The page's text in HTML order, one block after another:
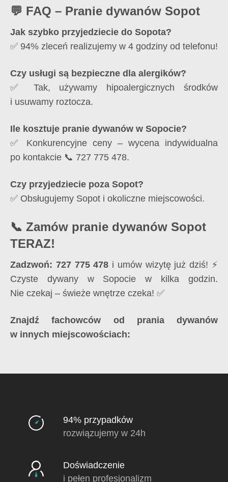
💬 FAQ – Pranie dywanów Sopot
Jak szybko przyjedziecie do Sopota?
✅ 94% zleceń realizujemy w 4 godziny od telefonu!
Czy usługi są bezpieczne dla alergików?
✅ Tak, używamy hipoalergicznych środków
i usuwamy roztocza.
Ile kosztuje pranie dywanów w Sopocie?
✅ Konkurencyjne ceny – wycena indywidualna
po kontakcie 📞 727 775 478.
Czy przyjedziecie poza Sopot?
✅ Obsługujemy Sopot i okoliczne miejscowości.
📞 Zamów pranie dywanów Sopot
TERAZ!
Zadzwoń: 727 775 478 i umów wizytę już dziś! ⚡
Czyste dywany w Sopocie w kilka godzin.
Nie czekaj – świeże wnętrze czeka! ✅
Znajdź fachowców od prania dywanów
w innych miejscowościach:
94% przypadków
rozwiązujemy w 24h
Doświadczenie
i pełen profesjonalizm